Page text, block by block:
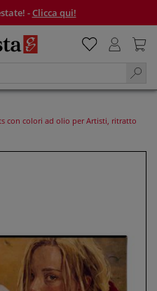
-Clicca qui!
con colori ad olio per Artisti, ritratto